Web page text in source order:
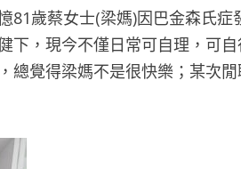
81歲蔡女士(梁媽)因巴金森氏症
，現今不僅日常可自理，可自
總覺得梁媽不是很快樂；某次